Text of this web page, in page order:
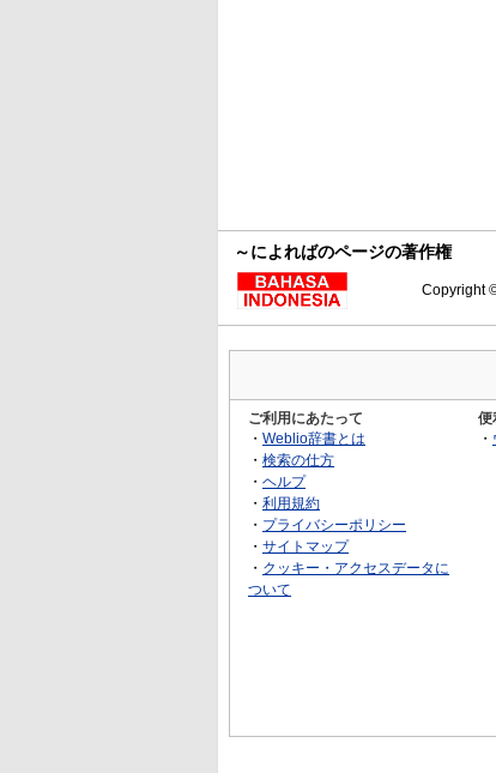
～によればのページの著作権
Copyright
ご利用にあたって
・ Weblio辞書とは
・ 検索の仕方
・ ヘルプ
・ 利用規約
・ プライバシーポリシー
・ サイトマップ
・ クッキー・アクセスデータに
ついて
便
・